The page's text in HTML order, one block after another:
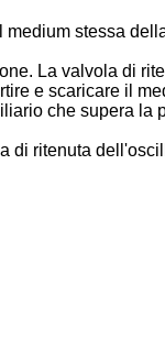
medium stessa
La valvola di
e scaricare il
che supera la
di ritenuta